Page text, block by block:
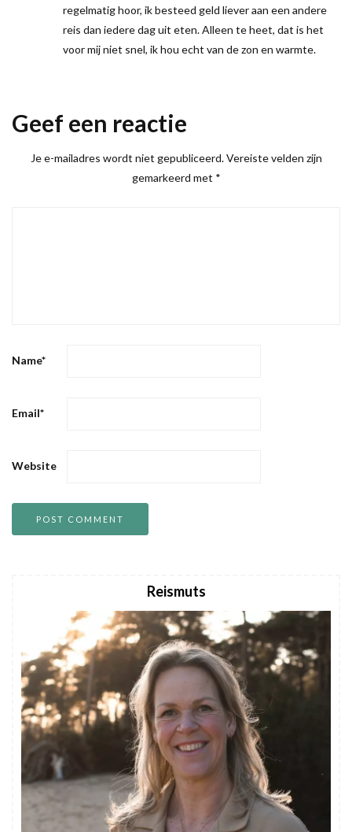
regelmatig hoor, ik besteed geld liever aan een andere
reis dan iedere dag uit eten. Alleen te heet, dat is het
voor mij niet snel, ik hou echt van de zon en warmte.
Geef een reactie
Je e-mailadres wordt niet gepubliceerd. Vereiste velden zijn
gemarkeerd met *
Name*
Email*
Website
Reismuts